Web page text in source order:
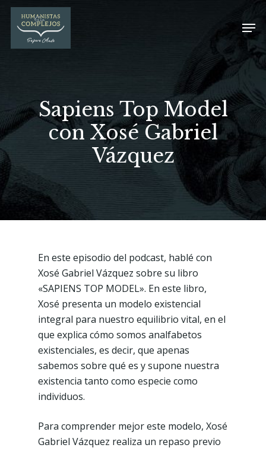
Sapiens Top Model
con Xosé Gabriel
Vázquez
En este episodio del podcast, hablé con
Xosé Gabriel Vázquez sobre su libro
«SAPIENS TOP MODEL». En este libro,
Xosé presenta un modelo existencial
integral para nuestro equilibrio vital, en el
que explica cómo somos analfabetos
existenciales, es decir, que apenas
sabemos sobre qué es y supone nuestra
existencia tanto como especie como
individuos.
Para comprender mejor este modelo, Xosé
Gabriel Vázquez realiza un repaso previo